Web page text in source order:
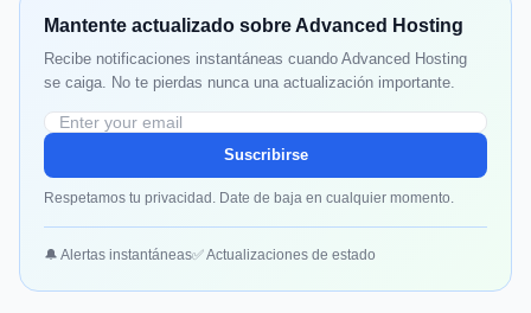
Mantente actualizado sobre Advanced Hosting
Recibe notificaciones instantáneas cuando Advanced Hosting
se caiga. No te pierdas nunca una actualización importante.
Suscribirse
Respetamos tu privacidad. Date de baja en cualquier momento.
🔔 Alertas instantáneas✅ Actualizaciones de estado